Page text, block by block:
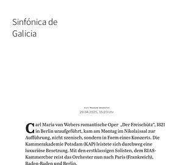
Sinfónica de
Galicia